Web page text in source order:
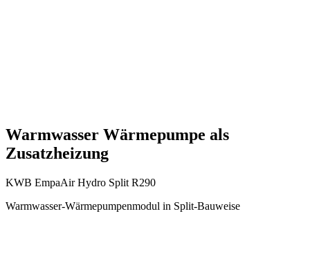
Warmwasser Wärmepumpe als
Zusatzheizung
KWB EmpaAir Hydro Split R290
Warmwasser-Wärmepumpenmodul in Split-Bauweise